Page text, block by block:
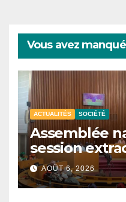
Vous avez
ACTUALITÉS SOCIÉTÉ
Assemblée
session
convoquée le
plusieurs
d’enquête à
AOÛT 6, 2026